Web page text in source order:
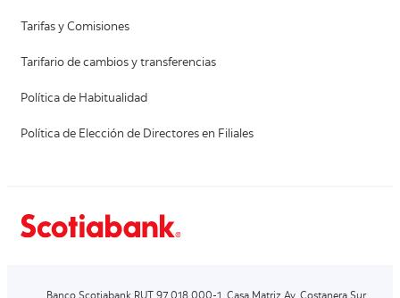
Tarifas y Comisiones
Tarifario de cambios y transferencias
Política de Habitualidad
Política de Elección de Directores en Filiales